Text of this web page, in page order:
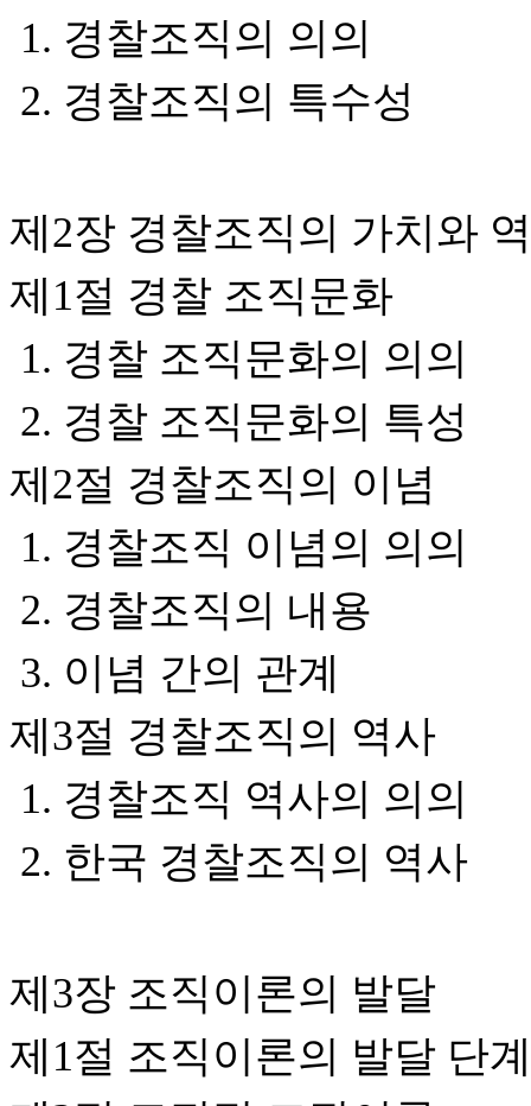
1. 경찰조직의 의의
2. 경찰조직의 특수성
제2장 경찰조직의 가치와
제1절 경찰 조직문화
1. 경찰 조직문화의 의의
2. 경찰 조직문화의 특성
제2절 경찰조직의 이념
1. 경찰조직 이념의 의의
2. 경찰조직의 내용
3. 이념 간의 관계
제3절 경찰조직의 역사
1. 경찰조직 역사의 의의
2. 한국 경찰조직의 역사
제3장 조직이론의 발달
제1절 조직이론의 발달 단계